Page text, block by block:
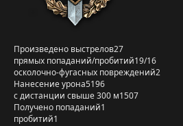
Произведено выстрелов27
прямых попаданий/пробитий19/16
осколочно-фугасных повреждений2
Нанесение урона5196
с дистанции свыше 300 м1507
Получено попаданий1
пробитий1